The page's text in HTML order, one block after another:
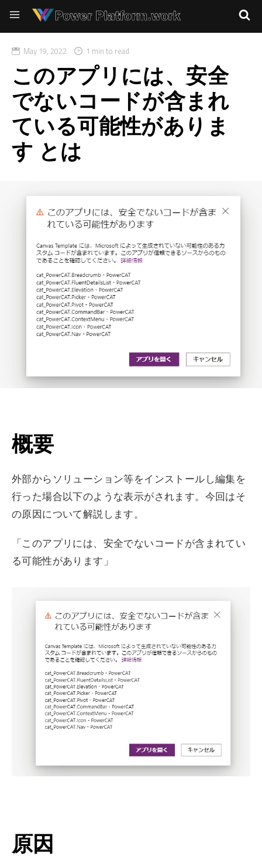
May 19, 2022 1 min to read
このアプリには、安全
でないコードが含まれ
ている可能性がありま
す とは
概要
外部からソリューション等をインストールし編集を
行った場合以下のような表示がされます。今回はそ
の原因について解説します。
「このアプリには、安全でないコードが含まれてい
る可能性があります」
原因